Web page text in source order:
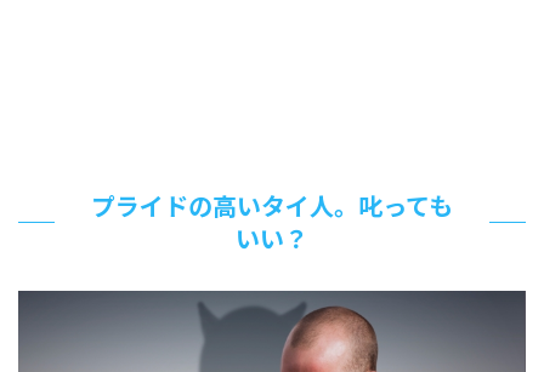
プライドの高いタイ人。叱っても
いい？